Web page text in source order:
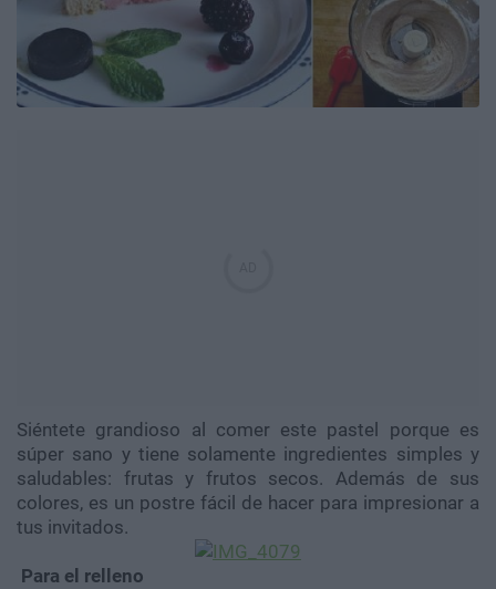
Siéntete grandioso al comer este pastel porque es
súper sano y tiene solamente ingredientes simples y
saludables: frutas y frutos secos. Además de sus
colores, es un postre fácil de hacer para impresionar a
tus invitados.
Para el relleno